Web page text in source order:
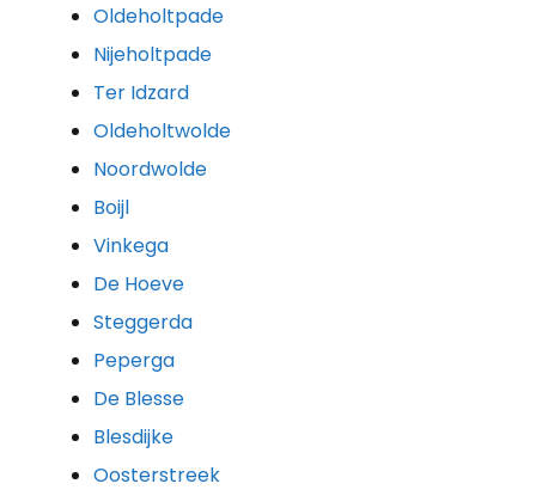
Oldeholtpade
Nijeholtpade
Ter Idzard
Oldeholtwolde
Noordwolde
Boijl
Vinkega
De Hoeve
Steggerda
Peperga
De Blesse
Blesdijke
Oosterstreek